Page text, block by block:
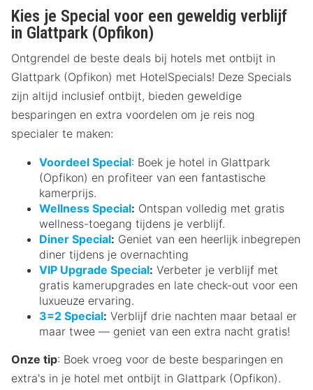
Kies je Special voor een geweldig verblijf
in Glattpark (Opfikon)
Ontgrendel de beste deals bij hotels met ontbijt in
Glattpark (Opfikon) met HotelSpecials! Deze Specials
zijn altijd inclusief ontbijt, bieden geweldige
besparingen en extra voordelen om je reis nog
specialer te maken:
Voordeel Special: Boek je hotel in Glattpark
(Opfikon) en profiteer van een fantastische
kamerprijs.
Wellness Special: Ontspan volledig met gratis
wellness-toegang tijdens je verblijf.
Diner Special: Geniet van een heerlijk inbegrepen
diner tijdens je overnachting
VIP Upgrade Special: Verbeter je verblijf met
gratis kamerupgrades en late check-out voor een
luxueuze ervaring.
3=2 Special: Verblijf drie nachten maar betaal er
maar twee — geniet van een extra nacht gratis!
Onze tip: Boek vroeg voor de beste besparingen en
extra's in je hotel met ontbijt in Glattpark (Opfikon).